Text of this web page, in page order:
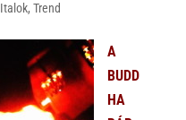
Italok, Trend
A
BUDD
HA